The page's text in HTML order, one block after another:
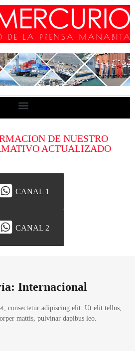
DE NUESTRO
ACTUALIZADO
CANAL 1
CANAL 2
Internacional
consectetur adipiscing elit. Ut elit tellus,
mattis, pulvinar dapibus leo.